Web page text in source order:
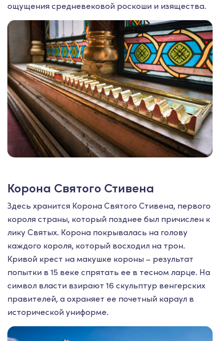
ощущения средневековой роскоши и изящества.
Корона Святого Стивена
Здесь хранится Корона Святого Стивена, первого
короля страны, который позднее был причислен к
лику Святых. Корона покрывалась на голову
каждого короля, который восходил на трон.
Кривой крест на макушке короны – результат
попытки в 15 веке спрятать ее в тесном ларце. На
символ власти взирают 16 скульптур венгерских
правителей, а охраняет ее почетный караул в
исторической униформе.